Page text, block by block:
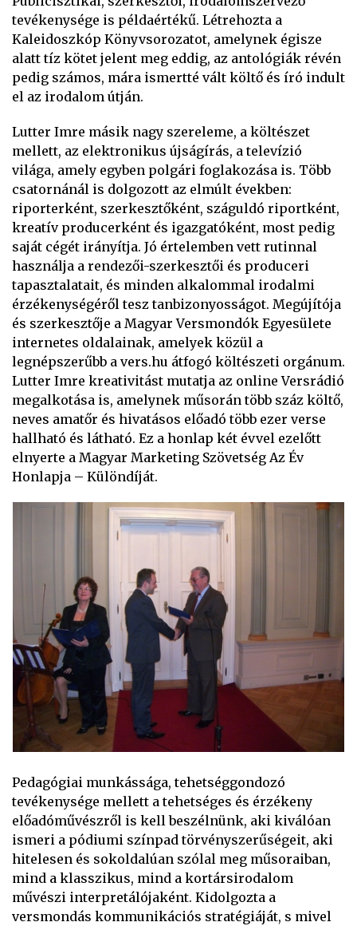
tevékenysége is példaértékű. Létrehozta a
Kaleidoszkóp Könyvsorozatot, amelynek égisze
alatt tíz kötet jelent meg eddig, az antológiák révén
pedig számos, mára ismertté vált költő és író indult
el az irodalom útján.
Lutter Imre másik nagy szereleme, a költészet
mellett, az elektronikus újságírás, a televízió
világa, amely egyben polgári foglakozása is. Több
csatornánál is dolgozott az elmúlt években:
riporterként, szerkesztőként, száguldó riportként,
kreatív producerként és igazgatóként, most pedig
saját cégét irányítja. Jó értelemben vett rutinnal
használja a rendezői-szerkesztői és produceri
tapasztalatait, és minden alkalommal irodalmi
érzékenységéről tesz tanbizonyosságot. Megújítója
és szerkesztője a Magyar Versmondók Egyesülete
internetes oldalainak, amelyek közül a
legnépszerűbb a vers.hu átfogó költészeti orgánum.
Lutter Imre kreativitást mutatja az online Versrádió
megalkotása is, amelynek műsorán több száz költő,
neves amatőr és hivatásos előadó több ezer verse
hallható és látható. Ez a honlap két évvel ezelőtt
elnyerte a Magyar Marketing Szövetség Az Év
Honlapja – Különdíját.
Pedagógiai munkássága, tehetséggondozó
tevékenysége mellett a tehetséges és érzékeny
előadóművészről is kell beszélnünk, aki kiválóan
ismeri a pódiumi színpad törvényszerűségeit, aki
hitelesen és sokoldalúan szólal meg műsoraiban,
mind a klasszikus, mind a kortársirodalom
művészi interpretálójaként. Kidolgozta a
versmondás kommunikációs stratégiáját, s mivel